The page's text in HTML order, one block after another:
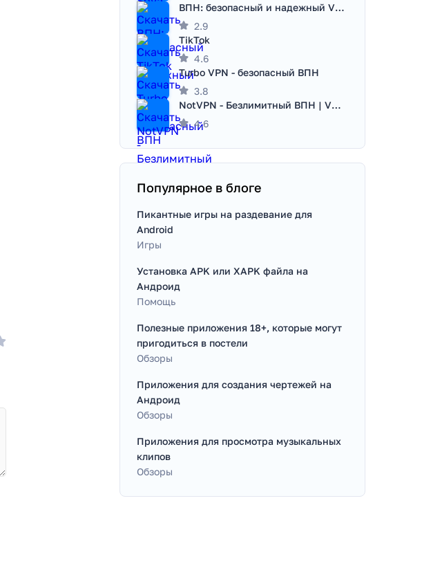
ВПН: безопасный и надежный VPN
2.9
TikTok
4.6
Turbo VPN - безопасный ВПН
3.8
NotVPN - Безлимитный ВПН | VPN
4.6
Популярное в блоге
Пикантные игры на раздевание для
Android
Игры
Установка APK или XAPK файла на
Андроид
Помощь
Полезные приложения 18+, которые могут
пригодиться в постели
Обзоры
Приложения для создания чертежей на
Андроид
Обзоры
Приложения для просмотра музыкальных
клипов
Обзоры